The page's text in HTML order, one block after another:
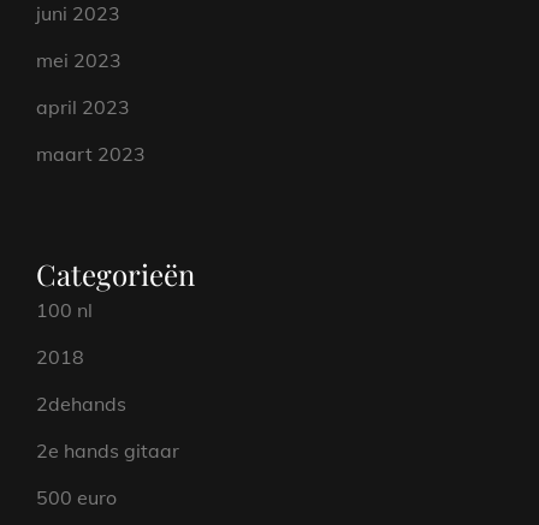
juni 2023
mei 2023
april 2023
maart 2023
Categorieën
100 nl
2018
2dehands
2e hands gitaar
500 euro